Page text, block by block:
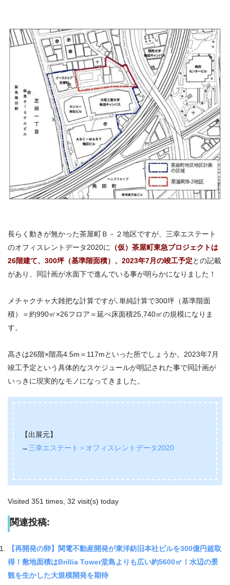
長らく動きが無かった茶屋町Ｂ－２地区ですが、三幸エステート
のオフィスレントデータ2020に
（仮）茶屋町東急プロジェクトは
26階建て、300坪（基準階面積）、2023年7月の竣工予定との記載
があり、同計画が水面下で進んでいる事が明らかになりました！
メチャクチャ大雑把な計算ですが､単純計算で300坪（基準階面
積）＝約990㎡×26フロア＝延べ床面積25,740㎡の規模になりま
す。
高さは26階×階高4.5m＝117mといった所でしょうか。2023年7月
竣工予定という具体的なスケジュールが明記された事で同計画が
いっきに現実的なモノになってきました。
【出展元】
→ 三幸エステート＞オフィスレントデータ2020
Visited 351 times, 32 visit(s) today
関連投稿:
【再開発の卵】関電不動産開発が東洋紡旧本社ビルを300億円超取
得！敷地面積はBrillia Tower堂島よりも広い約5600㎡！水辺の景
観を生かした大規模開発を期待